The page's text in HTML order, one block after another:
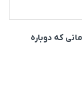
که دوباره